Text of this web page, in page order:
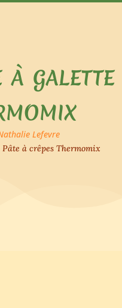
à
Lefevre
Pâte à crêpes Thermomix